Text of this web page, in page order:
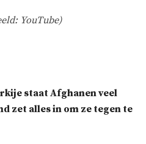
YouTube)
staat Afghanen veel
zet alles in om ze tegen te